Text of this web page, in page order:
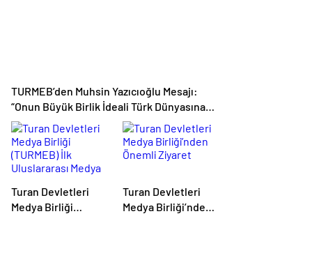
TURMEB’den Muhsin Yazıcıoğlu Mesajı:
“Onun Büyük Birlik İdeali Türk Dünyasına
Işık Tutuyor”
Turan Devletleri
Medya Birliği
Turan Devletleri
Medya Birliği’nden